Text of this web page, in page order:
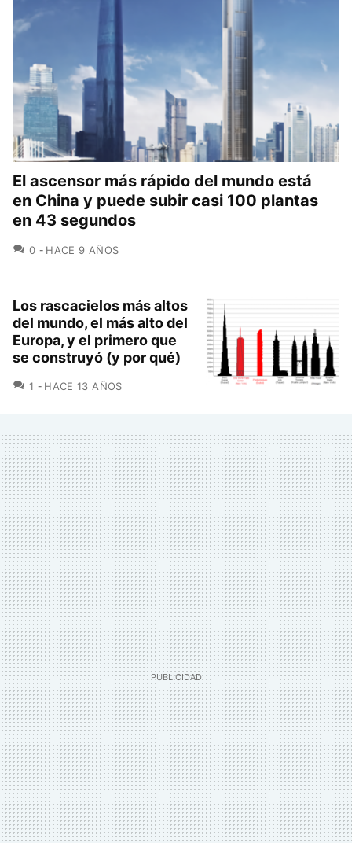
El ascensor más rápido del mundo está
en China y puede subir casi 100 plantas
en 43 segundos
0 COMENTARIOS
HACE 9 AÑOS
Los rascacielos más altos
del mundo, el más alto del
Europa, y el primero que
se construyó (y por qué)
1 COMENTARIOS
HACE 13 AÑOS